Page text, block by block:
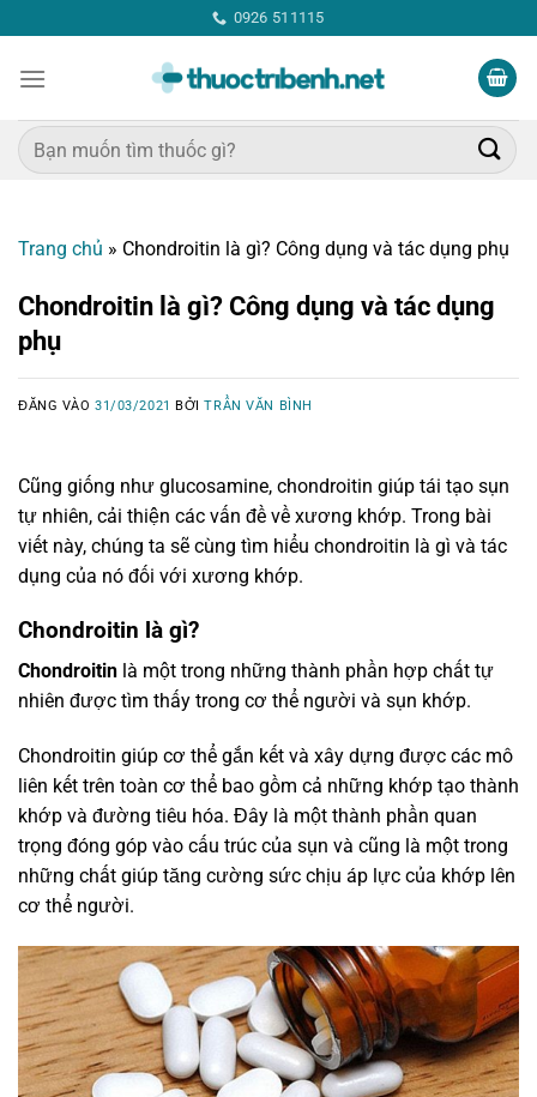
qua
nội
0926 511115
Tìm
kiếm:
Trang chủ » Chondroitin là gì? Công dụng và tác dụng phụ
Chondroitin là gì? Công dụng và tác dụng
phụ
ĐĂNG VÀO31/03/2021 BỞITRẦN VĂN BÌNH
Cũng giống như glucosamine, chondroitin giúp tái tạo sụn
tự nhiên, cải thiện các vấn đề về xương khớp. Trong bài
viết này, chúng ta sẽ cùng tìm hiểu chondroitin là gì và tác
dụng của nó đối với xương khớp.
Chondroitin là gì?
Chondroitin là một trong những thành phần hợp chất tự
nhiên được tìm thấy trong cơ thể người và sụn khớp.
Chondroitin giúp cơ thể gắn kết và xây dựng được các mô
liên kết trên toàn cơ thể bao gồm cả những khớp tạo thành
khớp và đường tiêu hóa. Đây là một thành phần quan
trọng đóng góp vào cấu trúc của sụn và cũng là một trong
những chất giúp tăng cường sức chịu áp lực của khớp lên
cơ thể người.